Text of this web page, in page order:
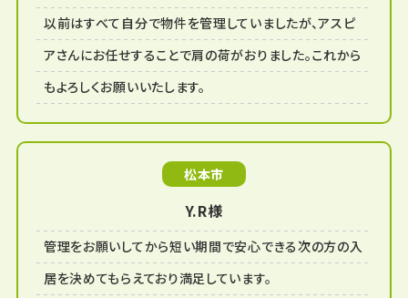
以前はすべて自分で物件を管理していましたが、アスピ
アさんにお任せすることで肩の荷がおりました。これから
もよろしくお願いいたします。
松本市
Y.R様
管理をお願いしてから短い期間で安心できる次の方の入
居を決めてもらえており満足しています。